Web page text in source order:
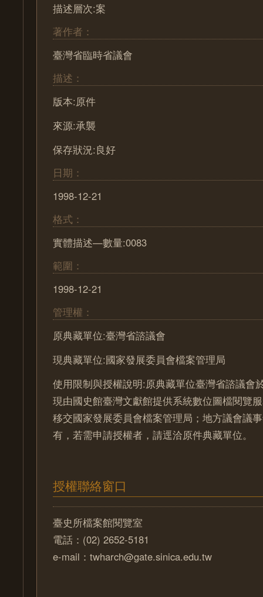
描述層次:案
著作者：
臺灣省臨時省議會
描述：
版本:原件
來源:承襲
保存狀況:良好
日期：
1998-12-21
格式：
實體描述—數量:0083
範圍：
1998-12-21
管理權：
原典藏單位:臺灣省諮議會
現典藏單位:國家發展委員會檔案管理局
使用限制與授權說明:原典藏單位臺灣省諮議會
現由國史館臺灣文獻館提供系統數位圖檔閱覽
移交國家發展委員會檔案管理局；地方議會議
有，若需申請授權者，請逕洽原件典藏單位。
授權聯絡窗口
臺史所檔案館閱覽室
電話：(02) 2652-5181
e-mail：twharch@gate.sinica.edu.tw